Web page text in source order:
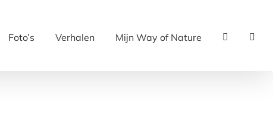
Foto’s Verhalen Mijn Way of Nature